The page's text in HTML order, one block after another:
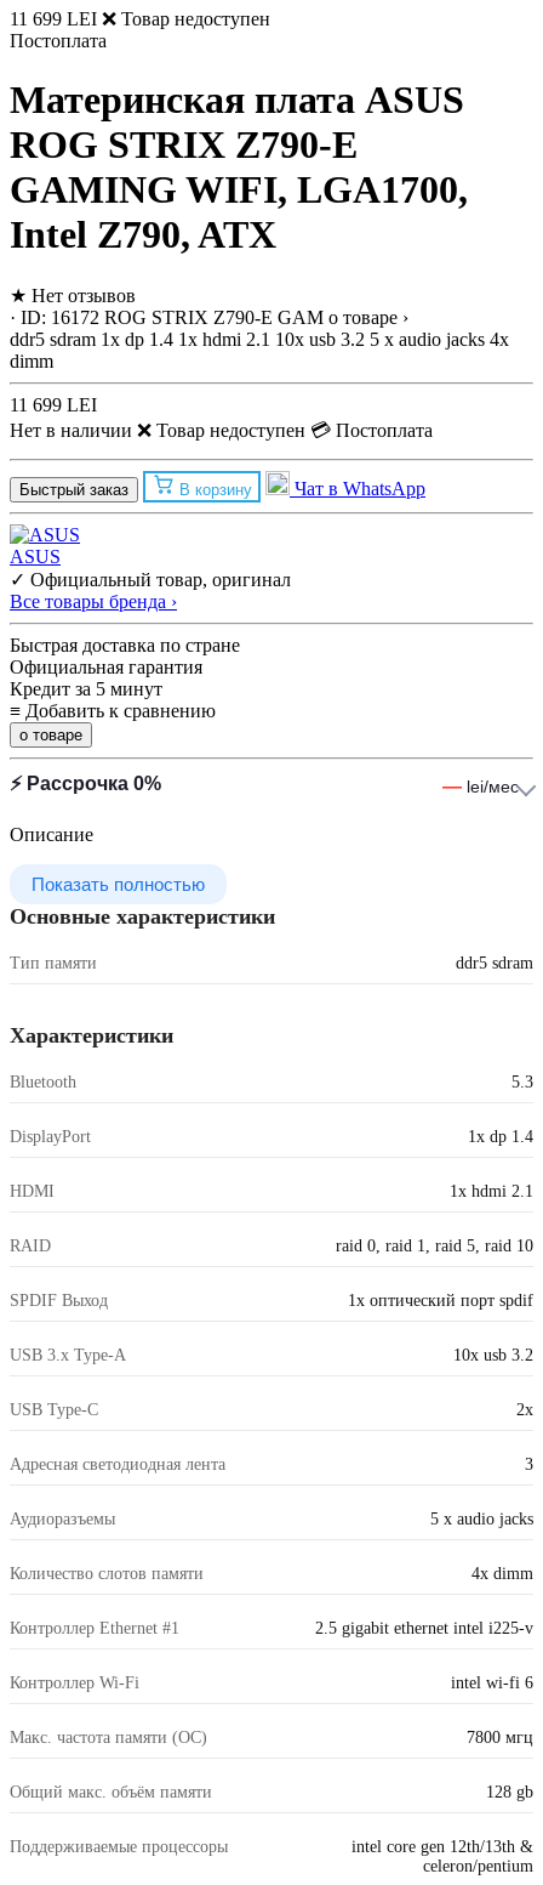
11 699 LEI ❌ Товар недоступен
Постоплата
Материнская плата ASUS
ROG STRIX Z790-E
GAMING WIFI, LGA1700,
Intel Z790, ATX
★ Нет отзывов
· ID: 16172 ROG STRIX Z790-E GAM о товаре ›
ddr5 sdram 1x dp 1.4 1x hdmi 2.1 10x usb 3.2 5 x audio jacks 4x
dimm
11 699 LEI
Нет в наличии ❌ Товар недоступен 💳 Постоплата
Быстрый заказ В корзину Чат в WhatsApp
ASUS
✓ Официальный товар, оригинал
Все товары бренда ›
Быстрая доставка по стране
Официальная гарантия
Кредит за 5 минут
≡ Добавить к сравнению
о товаре
⚡ Рассрочка 0% — lei/мес
Описание
Показать полностью
Основные характеристики
Тип памяти ddr5 sdram
Характеристики
Bluetooth 5.3
DisplayPort 1x dp 1.4
HDMI 1x hdmi 2.1
RAID raid 0, raid 1, raid 5, raid 10
SPDIF Выход 1х оптический порт spdif
USB 3.x Type-A 10x usb 3.2
USB Type-C 2x
Адресная светодиодная лента 3
Аудиоразъемы 5 x audio jacks
Количество слотов памяти 4x dimm
Контроллер Ethernet #1 2.5 gigabit ethernet intel i225-v
Контроллер Wi-Fi intel wi-fi 6
Макс. частота памяти (OC) 7800 мгц
Общий макс. объём памяти 128 gb
Поддерживаемые процессоры
intel core gen 12th/13th &
celeron/pentium